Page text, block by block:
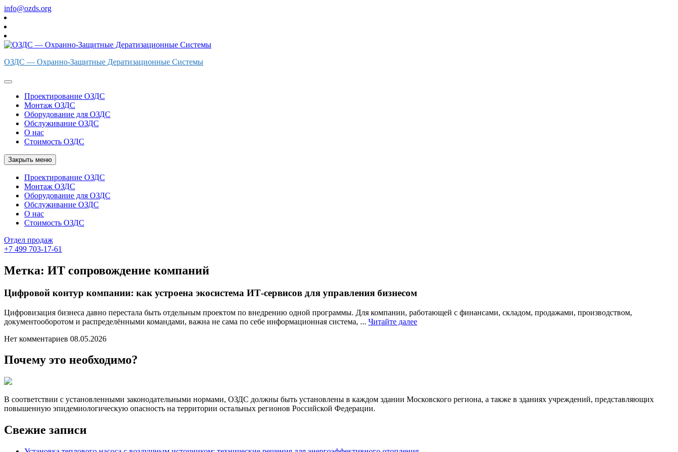
Перейти
к
содержимому
info@ozds.org
ОЗДС — Охранно-Защитные Дератизационные Системы
Проектирование ОЗДС
Монтаж ОЗДС
Оборудование для ОЗДС
Обслуживание ОЗДС
О нас
Стоимость ОЗДС
Закрыть меню
Проектирование ОЗДС
Монтаж ОЗДС
Оборудование для ОЗДС
Обслуживание ОЗДС
О нас
Стоимость ОЗДС
Отдел продаж
+7 499 703-17-61
Метка: ИТ сопровождение компаний
Цифровой контур компании: как устроена экосистема ИТ-сервисов для управления бизнесом
Цифровизация бизнеса давно перестала быть отдельным проектом по внедрению одной программы. Для компании, работающей с финансами, складом, продажами, производством,
документооборотом и распределёнными командами, важна не сама по себе информационная система, ... Читайте далееЧитайте
Нет комментариев 08.05.2026
Почему это необходимо?
В соответствии с установленными законодательными нормами, ОЗДС должны быть установлены в каждом здании Московского региона, а также в зданиях учреждений, представляющих
повышенную эпидемиологическую опасность на территории остальных регионов Российской Федерации.
Свежие записи